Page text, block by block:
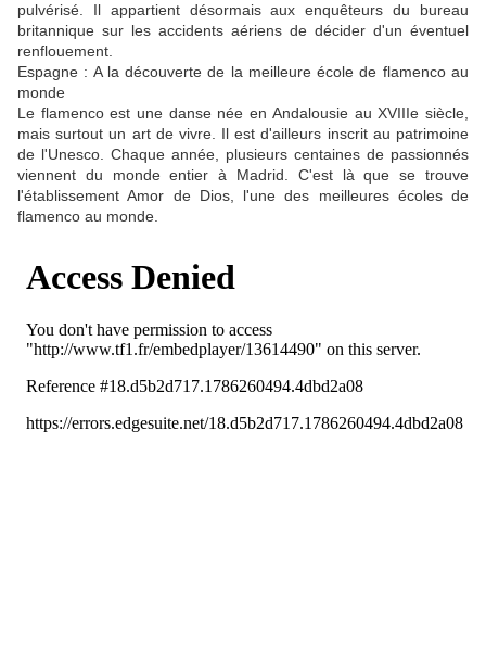
pulvérisé. Il appartient désormais aux enquêteurs du bureau
britannique sur les accidents aériens de décider d'un éventuel
renflouement.
Espagne : A la découverte de la meilleure école de flamenco au
monde
Le flamenco est une danse née en Andalousie au XVIIIe siècle,
mais surtout un art de vivre. Il est d'ailleurs inscrit au patrimoine
de l'Unesco. Chaque année, plusieurs centaines de passionnés
viennent du monde entier à Madrid. C'est là que se trouve
l'établissement Amor de Dios, l'une des meilleures écoles de
flamenco au monde.